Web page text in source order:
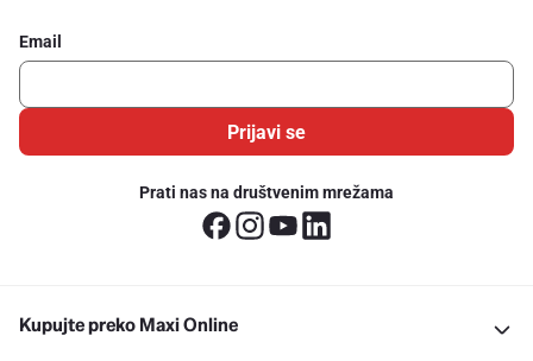
Email
Prijavi se
Prati nas na društvenim mrežama
Kupujte preko Maxi Online